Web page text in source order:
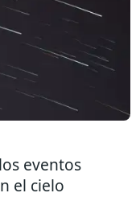
eventos
el cielo